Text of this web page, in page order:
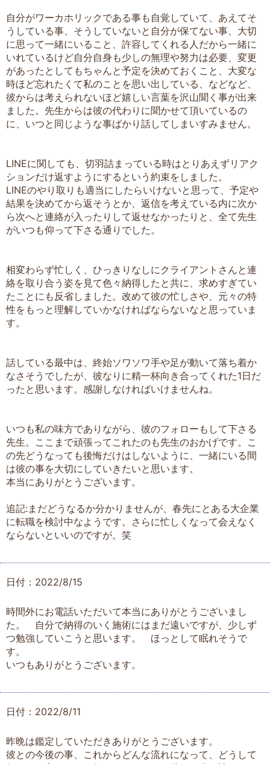
自分がワーカホリックである事も自覚していて、あえてそ
うしている事、そうしていないと自分が保てない事、大切
に思って一緒にいること、許容してくれる人だから一緒に
いれているけど自分自身も少しの無理や努力は必要、変更
があったとしてもちゃんと予定を決めておくこと、大変な
時ほど忘れたくて私のことを思い出している、などなど、
彼からは考えられないほど嬉しい言葉を沢山聞く事が出来
ました。先生からは彼の代わりに聞かせて頂いているの
に、いつと同じような事ばかり話してしまいすみません。
LINEに関しても、切羽詰まっている時はとりあえずリアク
ションだけ返すようにするという約束をしました。
LINEのやり取りも適当にしたらいけないと思って、予定や
結果を決めてから返そうとか、返信を考えている内に次か
ら次へと連絡が入ったりして返せなかったりと、全て先生
がいつも仰って下さる通りでした。
相変わらず忙しく、ひっきりなしにクライアントさんと連
絡を取り合う姿を見て色々納得したと共に、求めすぎてい
たことにも反省しました。改めて彼の忙しさや、元々の特
性をもっと理解していかなければならないなと思っていま
す。
話している最中は、終始ソワソワ手や足が動いて落ち着か
なさそうでしたが、彼なりに精一杯向き合ってくれた1日だ
ったと思います。感謝しなければいけませんね。
いつも私の味方でありながら、彼のフォローもして下さる
先生。ここまで頑張ってこれたのも先生のおかげです。こ
の先どうなっても後悔だけはしないように、一緒にいる間
は彼の事を大切にしていきたいと思います。
本当にありがとうございます。
追記:まだどうなるか分かりませんが、春先にとある大企業
に転職を検討中なようです。さらに忙しくなって会えなく
ならないといいのですが。笑
日付：2022/8/15
時間外にお電話いただいて本当にありがとうございまし
た。 自分で納得のいく施術にはまだ遠いですが、少しず
つ勉強していこうと思います。 ほっとして眠れそうで
す。
いつもありがとうございます。
日付：2022/8/11
昨晩は鑑定していただきありがとうございます。
彼との今後の事、これからどんな流れになって、どうして